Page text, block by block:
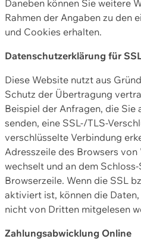
Daneben können Sie weitere
Rahmen der Angaben zu den
und Cookies erhalten.
Datenschutzerklärung für
Diese Website nutzt aus
Schutz der Übertragung
Beispiel der Anfragen, die Sie
senden, eine SSL-/TLS-
verschlüsselte Verbindung
Adresszeile des Browsers
wechselt und an dem
Browserzeile. Wenn die SSL
aktiviert ist, können die
nicht von Dritten mitgelesen
Zahlungsabwicklung Online